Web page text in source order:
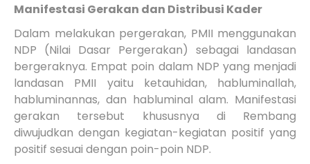
Manifestasi Gerakan dan Distribusi Kader
Dalam melakukan pergerakan, PMII menggunakan
NDP (Nilai Dasar Pergerakan) sebagai landasan
bergeraknya. Empat poin dalam NDP yang menjadi
landasan PMII yaitu ketauhidan, habluminallah,
habluminannas, dan habluminal alam. Manifestasi
gerakan tersebut khususnya di Rembang
diwujudkan dengan kegiatan-kegiatan positif yang
positif sesuai dengan poin-poin NDP.